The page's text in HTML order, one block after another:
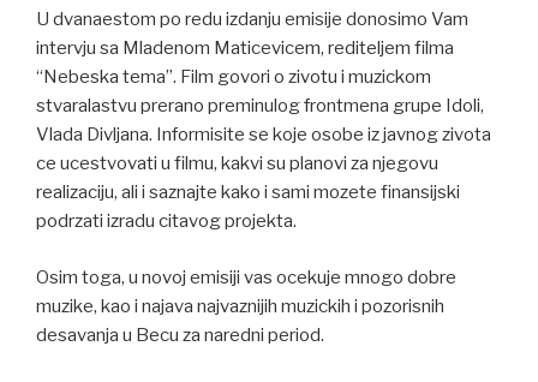
U dvanaestom po redu izdanju emisije donosimo Vam
intervju sa Mladenom Maticevicem, rediteljem filma
“Nebeska tema”. Film govori o zivotu i muzickom
stvaralastvu prerano preminulog frontmena grupe Idoli,
Vlada Divljana. Informisite se koje osobe iz javnog zivota
ce ucestvovati u filmu, kakvi su planovi za njegovu
realizaciju, ali i saznajte kako i sami mozete finansijski
podrzati izradu citavog projekta.
Osim toga, u novoj emisiji vas ocekuje mnogo dobre
muzike, kao i najava najvaznijih muzickih i pozorisnih
desavanja u Becu za naredni period.